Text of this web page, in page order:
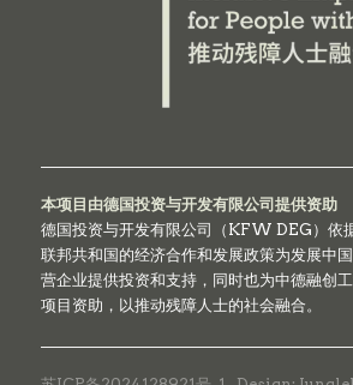
本项目由德国投资与开发有限公司提供资助
德国投资与开发有限公司（KFW DEG）依
联邦共和国的经济合作和发展政策为发展中
营企业提供投资和支持，同时也为中德融创
项目资助，以推动残障人士的社会融合。